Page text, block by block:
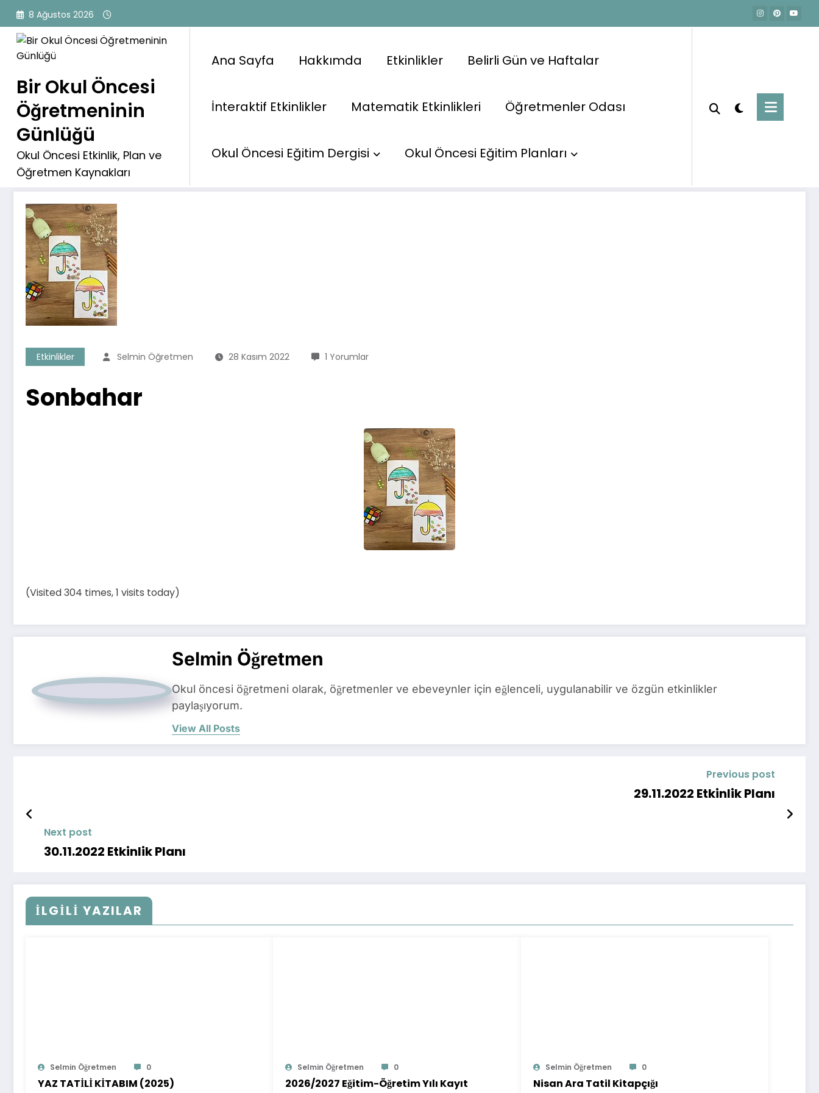
İçeriğe
atla
8 Ağustos 2026
Bir Okul Öncesi
Öğretmeninin
Günlüğü
Okul Öncesi Etkinlik, Plan ve
Öğretmen Kaynakları
Ana Sayfa Hakkımda Etkinlikler Belirli Gün ve Haftalar
İnteraktif Etkinlikler Matematik Etkinlikleri Öğretmenler Odası
Okul Öncesi Eğitim Dergisi Okul Öncesi Eğitim Planları
Sonbahar
Etkinlikler Selmin Öğretmen 28 Kasım 2022 1 Yorumlar
Sonbahar
(Visited 304 times, 1 visits today)
Selmin Öğretmen
Okul öncesi öğretmeni olarak, öğretmenler ve ebeveynler için eğlenceli, uygulanabilir ve özgün etkinlikler
paylaşıyorum.
View All Posts
Previous post
29.11.2022 Etkinlik Planı
Next post
30.11.2022 Etkinlik Planı
İLGİLİ YAZILAR
Selmin Öğretmen 0
YAZ TATİLİ KİTABIM (2025)
Selmin Öğretmen 0
2026/2027 Eğitim-Öğretim Yılı Kayıt
Selmin Öğretmen 0
Nisan Ara Tatil Kitapçığı